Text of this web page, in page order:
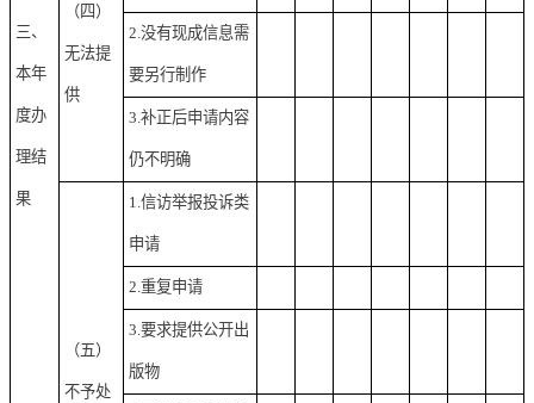
三、
本年
度办
理结
果
（四）
无法提
供
2.没有现成信息需
要另行制作
3.补正后申请内容
仍不明确
（五）
不予处
1.信访举报投诉类
申请
2.重复申请
3.要求提供公开出
版物